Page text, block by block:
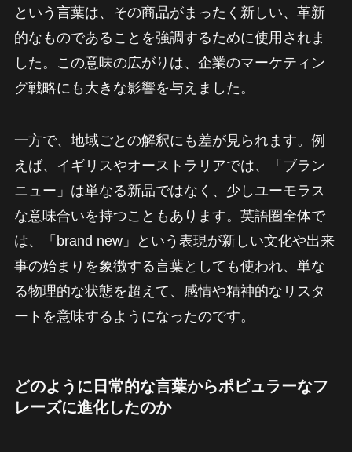
という言葉は、その商品がまったく新しい、革新
的なものであることを強調するために使用されま
した。この意味の広がりは、企業のマーケティン
グ戦略にも大きな影響を与えました。
一方で、地域ごとの解釈にも差が見られます。例
えば、イギリスやオーストラリアでは、「ブラン
ニュー」は単なる新品ではなく、少しユーモラス
な意味合いを持つこともあります。英語圏全体で
は、「brand new」という表現が新しい文化や出来
事の始まりを象徴する言葉としても使われ、単な
る物理的な状態を超えて、感情や精神的なリスタ
ートを意味するようになったのです。
どのように日常的な言葉からポピュラーなフ
レーズに進化したのか